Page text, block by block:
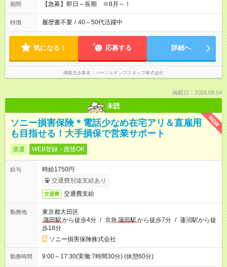
期間 【急募】即日～長期 ※8月～！
特徴 履歴書不要 / 40～50代活躍中
気になる！ 応募する 詳細へ
掲載元企業名 パーソルテンプスタッフ株式会社
掲載日：2026.08.04
未読
NEW
ソニー損害保険＊電話少なめ在宅アリ＆直雇用
も目指せる！大手損保で営業サポート
派遣 WEB登録・面接OK
給与
時給1750円
交通費別途支給あり
交通費 交通費支給
勤務地
東京都大田区
蒲田駅から徒歩4分 / 京急 蒲田駅から徒歩7分 / 蓮沼駅から徒
歩18分
ソニー損害保険株式会社
勤務時間 9:00～17:30(実働:7時間30分) (休憩60分)